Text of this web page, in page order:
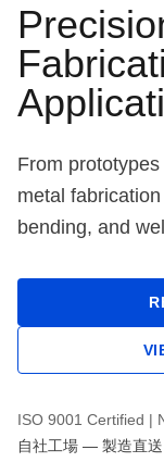
From
metal
bending, and
ISO 9001 Certified |
自社工場 — 製造直